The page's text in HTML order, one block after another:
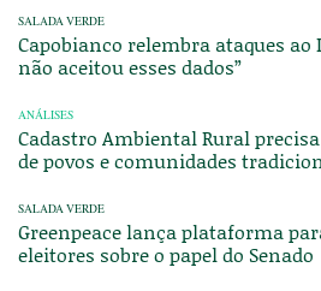
SALADA VERDE
Capobianco relembra ataques ao
não aceitou esses dados”
ANÁLISES
Cadastro Ambiental Rural
de povos e comunidades
SALADA VERDE
Greenpeace lança plataforma
eleitores sobre o papel do Senado